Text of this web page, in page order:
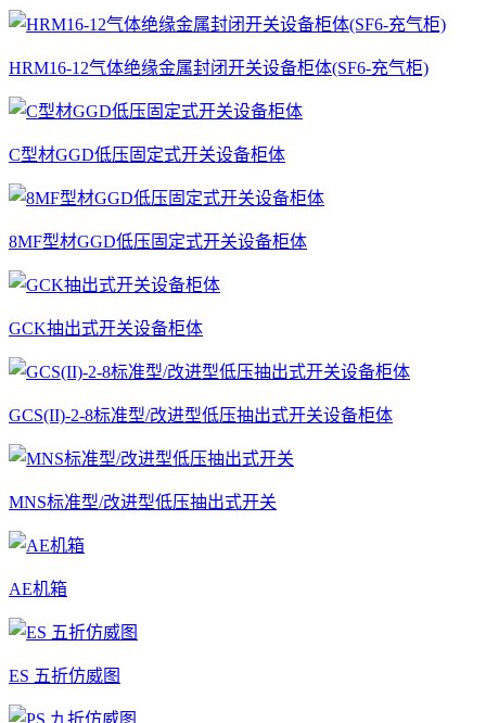
HRM16-12气体绝缘金属封闭开关设备柜体(SF6-充气柜)
C型材GGD低压固定式开关设备柜体
8MF型材GGD低压固定式开关设备柜体
GCK抽出式开关设备柜体
GCS(II)-2-8标准型/改进型低压抽出式开关设备柜体
MNS标准型/改进型低压抽出式开关
AE机箱
ES 五折仿威图